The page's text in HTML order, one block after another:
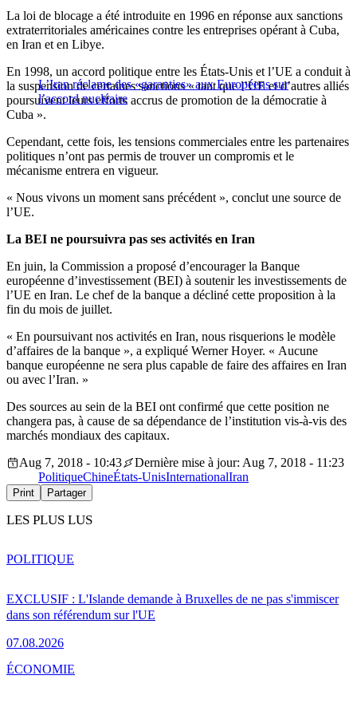
La loi de blocage a été introduite en 1996 en réponse aux sanctions
extraterritoriales américaines contre les entreprises opérant à Cuba,
en Iran et en Libye.
L’Iran réclame des «garanties» aux Européens sur
l’accord nucléaire
En 1998, un accord politique entre les États-Unis et l’UE a conduit à
la suspension de certaines sanctions « tant que l’UE et d’autres alliés
poursuivent leurs efforts accrus de promotion de la démocratie à
Cuba ».
Cependant, cette fois, les tensions commerciales entre les partenaires
politiques n’ont pas permis de trouver un compromis et le
mécanisme entrera en vigueur.
« Nous vivons un moment sans précédent », conclut une source de
l’UE.
La BEI ne poursuivra pas ses activités en Iran
En juin, la Commission a proposé d’encourager la Banque
européenne d’investissement (BEI) à soutenir les investissements de
l’UE en Iran. Le chef de la banque a décliné cette proposition à la
fin du mois de juillet.
« En poursuivant nos activités en Iran, nous risquerions le modèle
d’affaires de la banque », a expliqué Werner Hoyer. « Aucune
banque européenne ne sera plus capable de faire des affaires en Iran
ou avec l’Iran. »
Des sources au sein de la BEI ont confirmé que cette position ne
changera pas, à cause de sa dépendance de l’institution vis-à-vis des
marchés mondiaux des capitaux.
Aug 7, 2018 - 10:43
Dernière mise à jour: Aug 7, 2018 - 11:23
PolitiqueChineÉtats-UnisInternationalIran
Print Partager
LES PLUS LUS
EXCLUSIF : L'Islande demande à Bruxelles de ne pas s'immiscer
dans son référendum sur l'UE
07.08.2026
POLITIQUE
ÉCONOMIE